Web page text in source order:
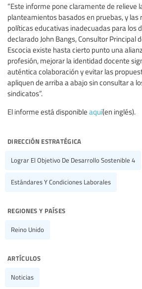
“Este informe pone claramente de relieve
planteamientos basados en pruebas, y las
políticas educativas inadecuadas para los
declarado John Bangs, Consultor Principal
Escocia existe hasta cierto punto una
profesión, mejorar la identidad docente
auténtica colaboración y evitar las
apliquen de arriba a abajo sin consultar a
sindicatos”.
El informe está disponible aquí(en inglés).
dirección estratégica
Lograr El Objetivo De Desarrollo Sostenible 4
Estándares Y Condiciones Laborales
regiones y países
Reino Unido
artículos
Noticias